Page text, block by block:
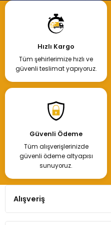
Hızlı Kargo
Tüm şehirlerimize hızlı ve
güvenli teslimat yapıyoruz.
Güvenli Ödeme
Tüm alışverişlerinizde
güvenli ödeme altyapısı
sunuyoruz.
Alışveriş